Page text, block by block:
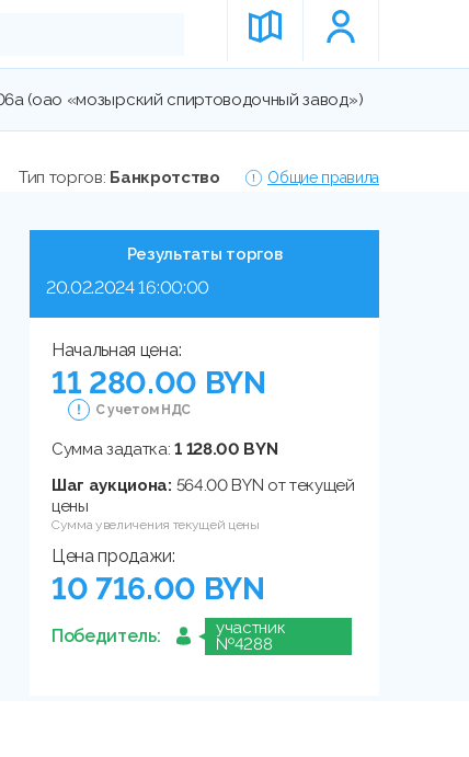
(оао «мозырский спиртоводочный завод»)
Тип торгов: Банкротство Общие правила
Результаты торгов
20.02.2024 16:00:00
Начальная цена:
11 280.00 BYN
С учетом НДС
Сумма задатка:1 128.00 BYN
Шаг аукциона: 564.00 BYN от текущей
цены
Сумма увеличения текущей цены
Цена продажи:
10 716.00 BYN
Победитель:
участник
№4288